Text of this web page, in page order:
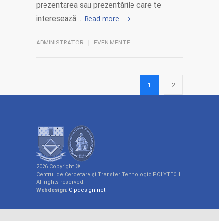
prezentarea sau prezentările care te
interesează…. Read more
ADMINISTRATOR EVENIMENTE
1 2
2026 Copyright ©
Centrul de Cercetare și Transfer Tehnologic POLYTECH.
All rights reserved.
Webdesign: Cipdesign.net